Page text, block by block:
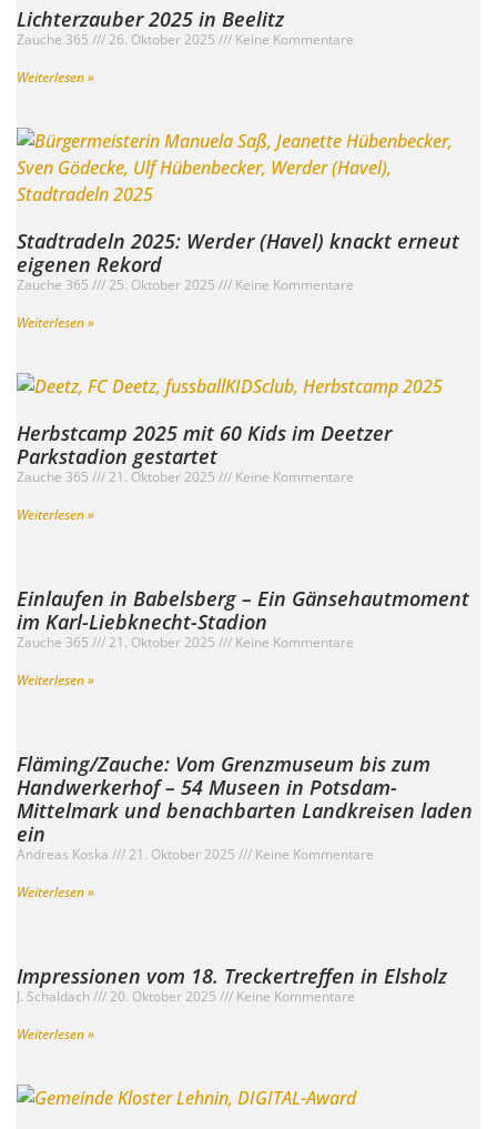
Lichterzauber 2025 in Beelitz
Zauche 365 26. Oktober 2025
Keine Kommentare
Weiterlesen »
Stadtradeln 2025: Werder (Havel) knackt erneut
eigenen Rekord
Zauche 365 25. Oktober 2025
Keine Kommentare
Weiterlesen »
Herbstcamp 2025 mit 60 Kids im Deetzer
Parkstadion gestartet
Zauche 365 21. Oktober 2025
Keine Kommentare
Weiterlesen »
Einlaufen in Babelsberg – Ein Gänsehautmoment
im Karl-Liebknecht-Stadion
Zauche 365 21. Oktober 2025
Keine Kommentare
Weiterlesen »
Fläming/Zauche: Vom Grenzmuseum bis zum
Handwerkerhof – 54 Museen in Potsdam-
Mittelmark und benachbarten Landkreisen laden
ein
Andreas Koska 21. Oktober 2025
Keine Kommentare
Weiterlesen »
Impressionen vom 18. Treckertreffen in Elsholz
J. Schaldach 20. Oktober 2025
Keine Kommentare
Weiterlesen »